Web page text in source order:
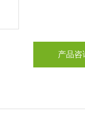
产品咨